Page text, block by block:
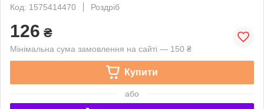
Код: 1575414470
Роздріб
126 ₴
Мінімальна сума замовлення на сайті — 150 ₴
Купити
або